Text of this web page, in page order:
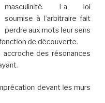
masculinité. La loi
soumise à l’arbitraire fait
perdre aux mots leur sens
de découverte.
des résonances
devant les murs